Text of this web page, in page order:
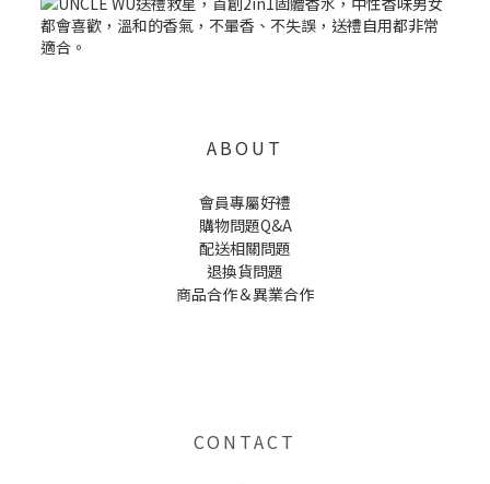
ABOUT
會員專屬好禮
購物問題Q&A
配送相關問題
退換貨問題
商品合作＆異業合作
CONTACT